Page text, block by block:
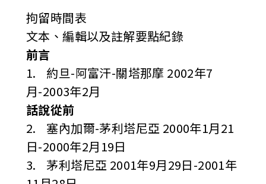
拘留時間表
文本、編輯以及註解要點紀錄
前言
1. 約旦-阿富汗-關塔那摩 2002年7
月-2003年2月
話說從前
2. 塞內加爾-茅利塔尼亞 2000年1月21
日-2000年2月19日
3. 茅利塔尼亞 2001年9月29日-2001年